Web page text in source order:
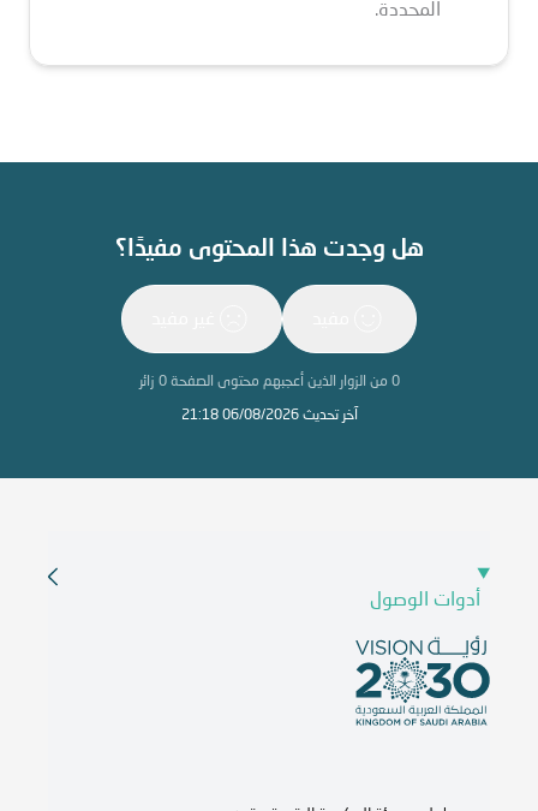
المحددة.
هل وجدت هذا المحتوى مفيدًا؟
0 من الزوار الذين أعجبهم محتوى الصفحة 0 زائر
آخر تحديث 06/08/2026 21:18
أدوات الوصول